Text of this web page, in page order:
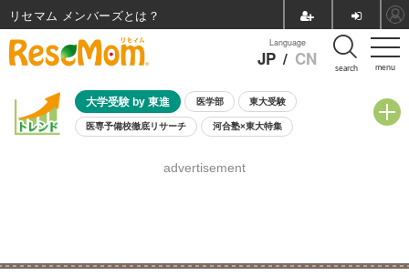
menu
Language
JP / CN search
大学受験 by 東進 医学部 東大受験
医専予備校徹底リサーチ 河合塾×東大特集
8月開催学校説明会・相談会
advertisement
リセマム メンバーズ